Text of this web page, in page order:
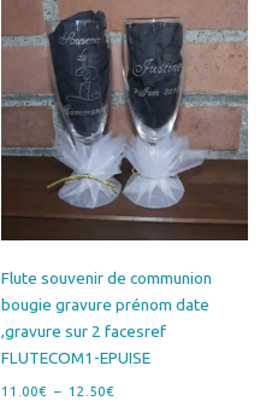
Flute souvenir de communion
bougie gravure prénom date
,gravure sur 2 facesref
FLUTECOM1-EPUISE
11.00€ – 12.50€Plage